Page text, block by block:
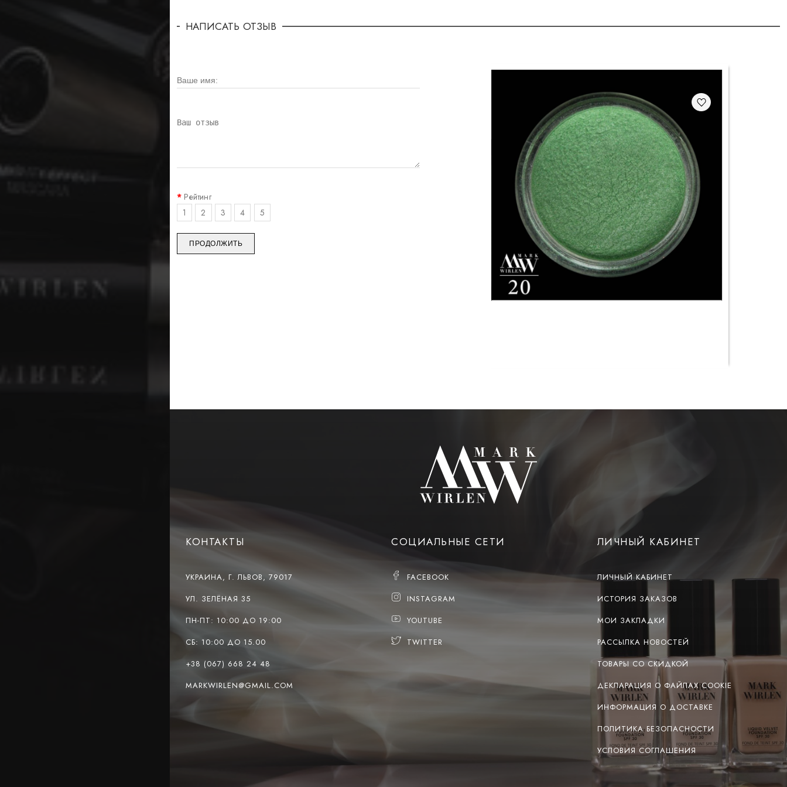
НАПИСАТЬ ОТЗЫВ
Рейтинг
1
2 3 4 5
ПРОДОЛЖИТЬ
КОНТАКТЫ
УКРАИНА, Г. ЛЬВОВ, 79017
УЛ. ЗЕЛЁНАЯ 35
ПН-ПТ: 10:00 ДО 19:00
СБ: 10:00 ДО 15.00
+38 (067) 668 24 48
MARKWIRLEN@GMAIL.COM
СОЦИАЛЬНЫЕ СЕТИ
FACEBOOK
INSTAGRAM
YOUTUBE
TWITTER
ЛИЧНЫЙ КАБИНЕТ
ЛИЧНЫЙ КАБИНЕТ
ИСТОРИЯ ЗАКАЗОВ
МОИ ЗАКЛАДКИ
РАССЫЛКА НОВОСТЕЙ
ТОВАРЫ СО СКИДКОЙ
ДЕКЛАРАЦИЯ О ФАЙЛАХ COOKIE
ИНФОРМАЦИЯ О ДОСТАВКЕ
ПОЛИТИКА БЕЗОПАСНОСТИ
УСЛОВИЯ СОГЛАШЕНИЯ